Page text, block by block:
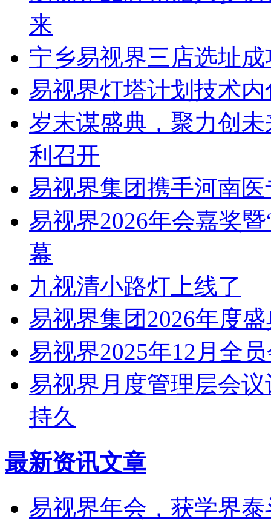
来
宁乡易视界三店选址
易视界灯塔计划技术
岁末谋盛典，聚力创
利召开
易视界集团携手河南
易视界2026年会嘉奖
幕
九视清小路灯上线了
易视界集团2026年度
易视界2025年12月全
易视界月度管理层会
持久
最新资讯文章
易视界年会，获学界